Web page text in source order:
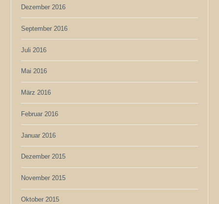
Dezember 2016
September 2016
Juli 2016
Mai 2016
März 2016
Februar 2016
Januar 2016
Dezember 2015
November 2015
Oktober 2015